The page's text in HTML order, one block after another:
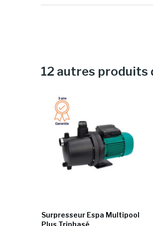
12 autres produits
Surpresseur Espa Multipool